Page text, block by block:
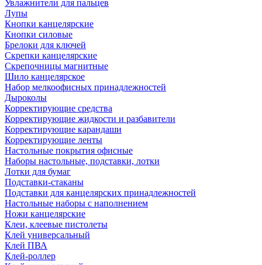
Увлажнители для пальцев
Лупы
Кнопки канцелярские
Кнопки силовые
Брелоки для ключей
Скрепки канцелярские
Скрепочницы магнитные
Шило канцелярское
Набор мелкоофисных принадлежностей
Дыроколы
Корректирующие средства
Корректирующие жидкости и разбавители
Корректирующие карандаши
Корректирующие ленты
Настольные покрытия офисные
Наборы настольные, подставки, лотки
Лотки для бумаг
Подставки-стаканы
Подставки для канцелярских принадлежностей
Настольные наборы с наполнением
Ножи канцелярские
Клеи, клеевые пистолеты
Клей универсальный
Клей ПВА
Клей-роллер